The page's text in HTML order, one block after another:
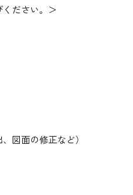
ださい。＞
図面の修正など）